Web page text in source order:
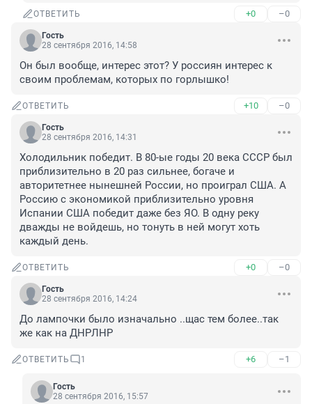
ОТВЕТИТЬ +0 –0
Гость
28 сентября 2016, 14:58
Он был вообще, интерес этот? У россиян интерес к
своим проблемам, которых по горлышко!
ОТВЕТИТЬ +10 –0
Гость
28 сентября 2016, 14:31
Холодильник победит. В 80-ые годы 20 века СССР был
приблизительно в 20 раз сильнее, богаче и
авторитетнее нынешней России, но проиграл США. А
Россию с экономикой приблизительно уровня
Испании США победит даже без ЯО. В одну реку
дважды не войдешь, но тонуть в ней могут хоть
каждый день.
ОТВЕТИТЬ +0 –0
Гость
28 сентября 2016, 14:24
До лампочки было изначально ..щас тем более..так
же как на ДНРЛНР
ОТВЕТИТЬ 1 +6 –1
Гость
28 сентября 2016, 15:57